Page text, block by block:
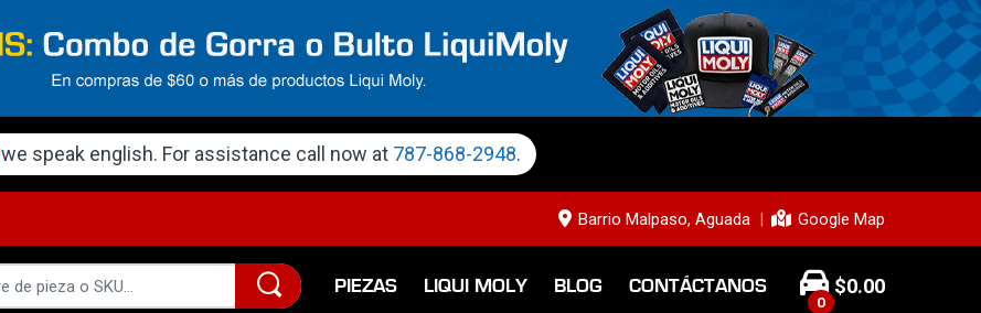
we speak english. For assistance call now at 787-868-2948.
Barrio Malpaso, Aguada Google Map
PIEZAS LIQUI MOLY BLOG CONTÁCTANOS
0
$0.00